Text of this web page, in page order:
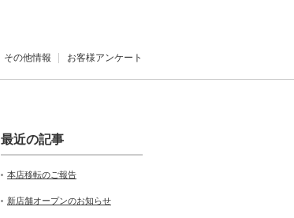
その他情報 お客様アンケート
最近の記事
本店移転のご報告
新店舗オープンのお知らせ